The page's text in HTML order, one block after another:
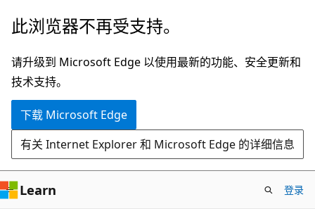
跳
主
要
内
此浏览器不再受支持。
请升级到 Microsoft Edge 以使用最新的功能、安全更新和
技术支持。
下载 Microsoft Edge
有关 Internet Explorer 和 Microsoft Edge 的详细信息
Learn 登录